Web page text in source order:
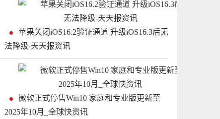
苹果关闭iOS16.2验证通道 升级iOS16.3后无
法降级-天天报资讯
微软正式停售Win10 家庭和专业版更新至
2025年10月_全球快资讯